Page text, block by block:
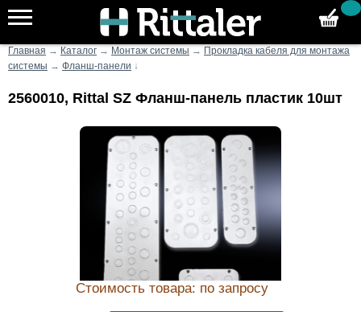
Главная → Каталог → Монтаж системы →
Прокладка кабеля для монтажа
системы → Фланш-панели ↓
2560010, Rittal SZ Фланш-панель пластик 10шт
Стоимость товара: по запросу